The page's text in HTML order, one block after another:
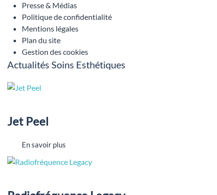
Presse & Médias
Politique de confidentialité
Mentions légales
Plan du site
Gestion des cookies
Actualités Soins Esthétiques
Jet Peel
En savoir plus